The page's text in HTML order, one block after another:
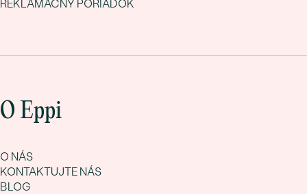
REKLAMAČNÝ PORIADOK
O Eppi
O NÁS
KONTAKTUJTE NÁS
BLOG